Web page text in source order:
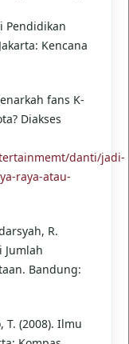
Pendidikan
Kencana
fans K-
Diakses
danti/jadi-
raya-atau-
R.
Jumlah
Bandung:
T. (2008). Ilmu